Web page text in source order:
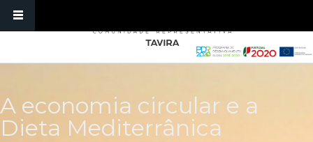
A economia circular e a
Dieta Mediterrânica